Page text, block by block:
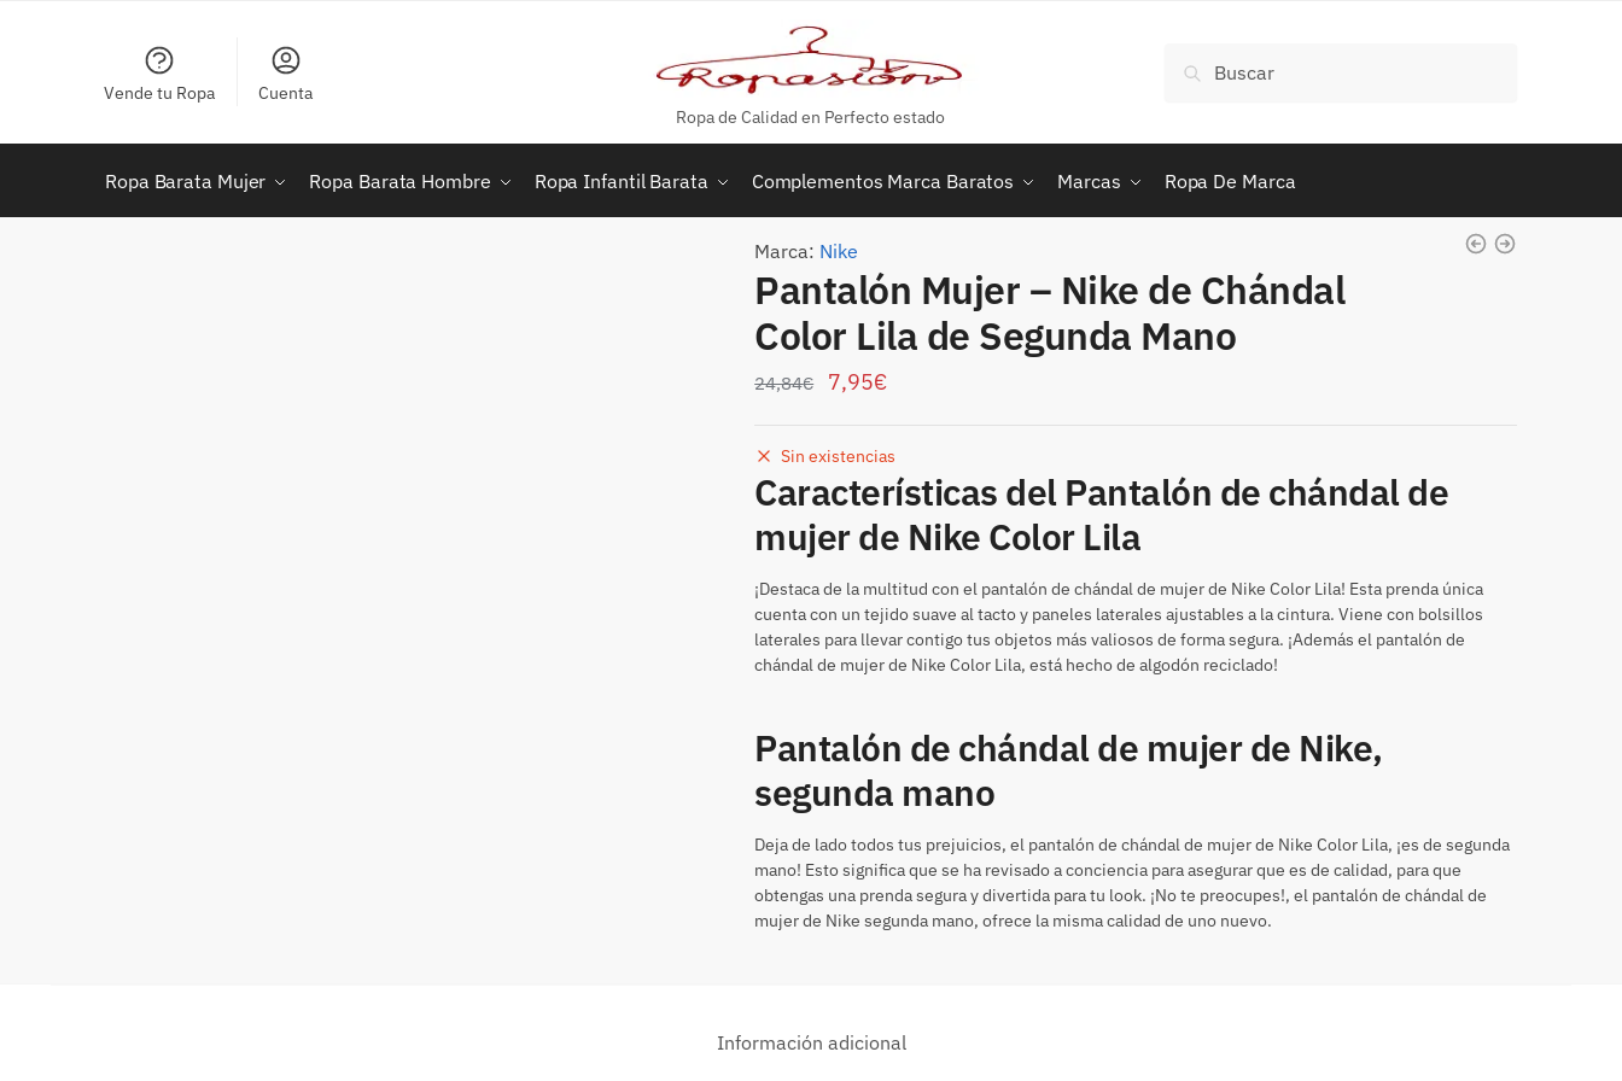
Ropa de Calidad en Perfecto estado
por:
Buscar
Vende tu Ropa Cuenta
Ropa Barata Mujer Ropa Barata Hombre Ropa Infantil Barata Complementos Marca Baratos Marcas Ropa De Marca
Marca: Nike
Pantalón Mujer – Nike de Chándal
Color Lila de Segunda Mano
24,84€ 7,95€
Sin existencias
Características del Pantalón de chándal de
mujer de Nike Color Lila
¡Destaca de la multitud con el pantalón de chándal de mujer de Nike Color Lila! Esta prenda única
cuenta con un tejido suave al tacto y paneles laterales ajustables a la cintura. Viene con bolsillos
laterales para llevar contigo tus objetos más valiosos de forma segura. ¡Además el pantalón de
chándal de mujer de Nike Color Lila, está hecho de algodón reciclado!
Pantalón de chándal de mujer de Nike,
segunda mano
Deja de lado todos tus prejuicios, el pantalón de chándal de mujer de Nike Color Lila, ¡es de segunda
mano! Esto significa que se ha revisado a conciencia para asegurar que es de calidad, para que
obtengas una prenda segura y divertida para tu look. ¡No te preocupes!, el pantalón de chándal de
mujer de Nike segunda mano, ofrece la misma calidad de uno nuevo.
Información adicional